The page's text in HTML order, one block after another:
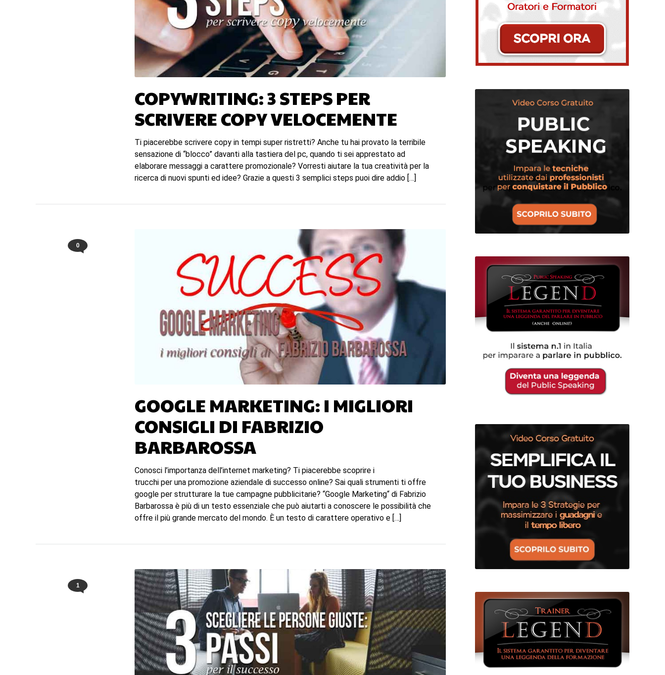
COPYWRITING: 3 STEPS PER
SCRIVERE COPY VELOCEMENTE
Ti piacerebbe scrivere copy in tempi super ristretti? Anche tu hai provato la terribile
sensazione di “blocco” davanti alla tastiera del pc, quando ti sei apprestato ad
elaborare messaggi a carattere promozionale? Vorresti aiutare la tua creatività per la
ricerca di nuovi spunti ed idee? Grazie a questi 3 semplici steps puoi dire addio […]
GOOGLE MARKETING: I MIGLIORI
CONSIGLI DI FABRIZIO
BARBAROSSA
Conosci l’importanza dell’internet marketing? Ti piacerebbe scoprire i
trucchi per una promozione aziendale di successo online? Sai quali strumenti ti offre
google per strutturare la tue campagne pubblicitarie? “Google Marketing“ di Fabrizio
Barbarossa è più di un testo essenziale che può aiutarti a conoscere le possibilità che
offre il più grande mercato del mondo. È un testo di carattere operativo e […]
0
1